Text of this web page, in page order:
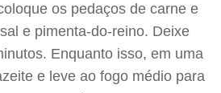
os pedaços de carne e
e pimenta-do-reino. Deixe
Enquanto isso, em uma
e leve ao fogo médio para